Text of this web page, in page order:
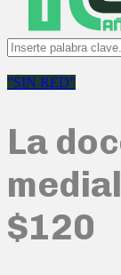
Search
for:
"SIN RED"
La
$120